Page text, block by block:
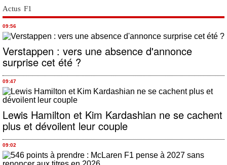
Actus F1
09:56
Verstappen : vers une absence d'annonce
surprise cet été ?
09:47
Lewis Hamilton et Kim Kardashian ne se cachent
plus et dévoilent leur couple
09:02